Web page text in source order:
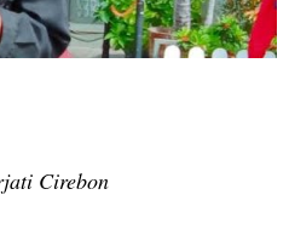
Cirebon